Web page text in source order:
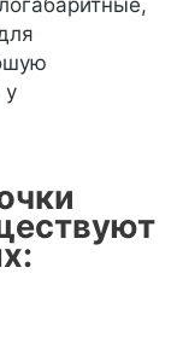
у